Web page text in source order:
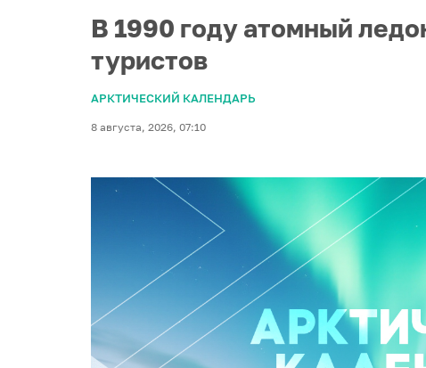
В 1990 году атомный
туристов
АРКТИЧЕСКИЙ КАЛЕНДАРЬ
8 августа, 2026, 07:10